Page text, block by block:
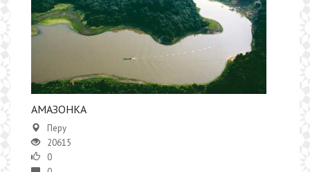
​АМАЗОНКА
Перу
20615
0